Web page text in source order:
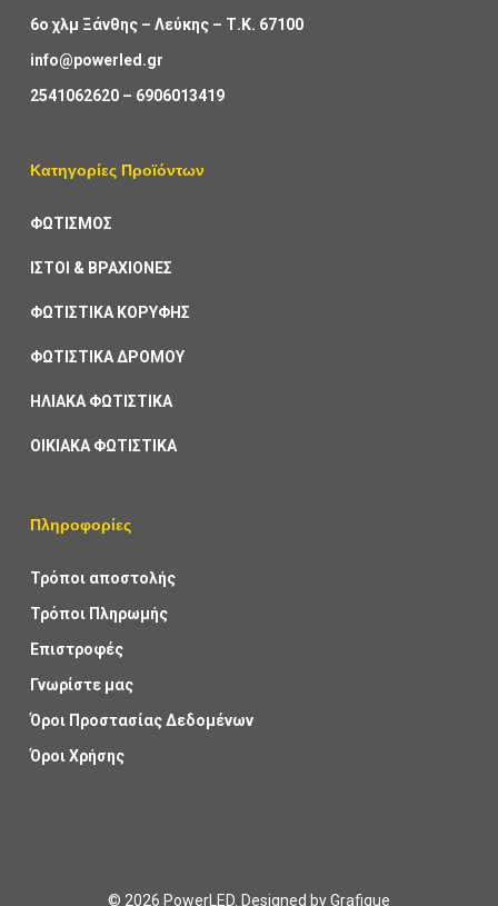
6ο χλμ Ξάνθης – Λεύκης – Τ.Κ. 67100
info@powerled.gr
2541062620– 6906013419
Κατηγορίες Προϊόντων
ΦΩΤΙΣΜΟΣ
ΙΣΤΟΙ & ΒΡΑΧΙΟΝΕΣ
ΦΩΤΙΣΤΙΚΑ ΚΟΡΥΦΗΣ
ΦΩΤΙΣΤΙΚΑ ΔΡΟΜΟΥ
ΗΛΙΑΚΑ ΦΩΤΙΣΤΙΚΑ
ΟΙΚΙΑΚΑ ΦΩΤΙΣΤΙΚΑ
Πληροφορίες
Τρόποι αποστολής
Τρόποι Πληρωμής
Επιστροφές
Γνωρίστε μας
Όροι Προστασίας Δεδομένων
Όροι Χρήσης
© 2026 PowerLED. Designed byGrafique